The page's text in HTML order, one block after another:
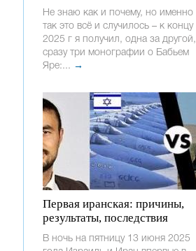
Не знаю как и почему, но именно
так это всё и случилось – к концу
2025 г я получил, одна за другой,
сразу три монографии о Бабьем
Яре:... →
Первая иранская: причины,
результаты, последствия
В ночь на пятницу 13 июня 2025